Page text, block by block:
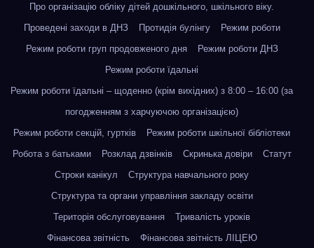
Про організацію обліку дітей дошкільного, шкільного віку.
Проведені заходи в ДНЗ
Протидія булінгу
Режим роботи
Режим роботи груп продовженого дня
Режим роботи ДНЗ
Режим роботи їдальні
Режим роботи їдальні – щоденно (крім вихідних) з 8:00 – 16:00 (за
погодженням з харчуючою організацією)
Режим роботи секцій, гуртків
Режим роботи шкільної бібліотеки
Робота з батьками
Розклад дзвінків Скринька довіри
Статут
Строки канікул
Структура навчального року
Структура та органи управління закладу освіти
Територія обслуговування
Тривалість уроків
Фінансова звітність
Фінансова звітність ЛІЦЕЮ